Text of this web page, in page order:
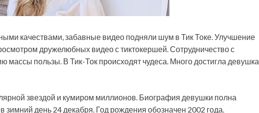
качествами, забавные видео подняли шум в Тик Токе. Улучшение
дружелюбных видео с тиктокершей. Сотрудничество с
массы пользы. В Тик-Ток происходят чудеса. Много достигла девушка
звездой и кумиром миллионов. Биография девушки полна
зимний день 24 декабря. Год рождения обозначен 2002 года.